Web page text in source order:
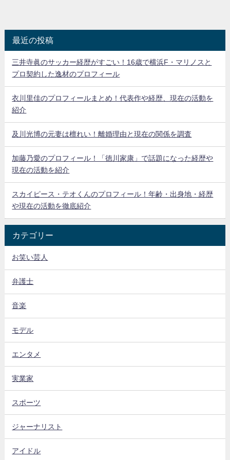
最近の投稿
三井寺眞のサッカー経歴がすごい！16歳で横浜F・マリノスと
プロ契約した逸材のプロフィール
衣川里佳のプロフィールまとめ！代表作や経歴、現在の活動を
紹介
及川光博の元妻は檀れい！離婚理由と現在の関係を調査
加藤乃愛のプロフィール！「徳川家康」で話題になった経歴や
現在の活動を紹介
スカイピース・テオくんのプロフィール！年齢・出身地・経歴
や現在の活動を徹底紹介
カテゴリー
お笑い芸人
弁護士
音楽
モデル
エンタメ
実業家
スポーツ
ジャーナリスト
アイドル